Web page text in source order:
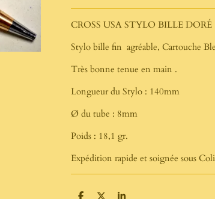
CROSS USA STYLO BILLE DORÉ
Stylo bille fin agréable, Cartouche
Très bonne tenue en main .
Longueur du Stylo : 140mm
Ø du tube : 8mm
Poids : 18,1 gr.
Expédition rapide et soignée sous